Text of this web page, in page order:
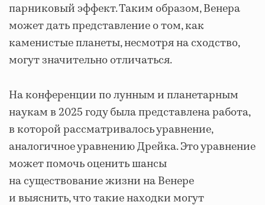
парниковый эффект. Таким образом, Венера
может дать представление о том, как
каменистые планеты, несмотря на сходство,
могут значительно отличаться.
На конференции по лунным и планетарным
наукам в 2025 году была представлена работа,
в которой рассматривалось уравнение,
аналогичное уравнению Дрейка. Это уравнение
может помочь оценить шансы
на существование жизни на Венере
и выяснить, что такие находки могут